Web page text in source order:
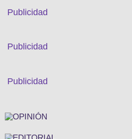
Publicidad
Publicidad
Publicidad